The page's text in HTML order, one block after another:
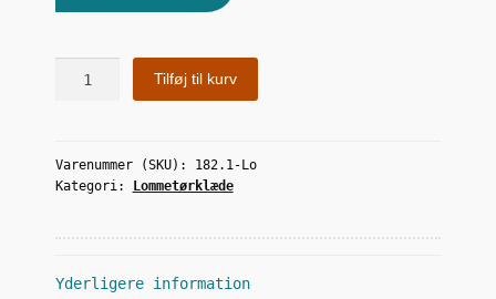
Natsværmeren
Tilføj til kurv
Varenummer (SKU):
182.1-Lo
Kategori:
Lommetørklæde
Yderligere information